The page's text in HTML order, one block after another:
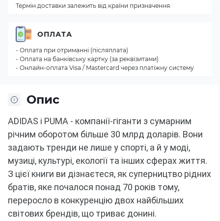
Опис
ADIDAS і PUMA - компанії-гіганти з сумарним
річним оборотом більше 30 млрд доларів. Вони
задають тренди не лише у спорті, а й у моді,
музиці, культурі, екології та інших сферах життя.
З цієї книги ви дізнаєтеся, як суперництво рідних
братів, яке почалося понад 70 років тому,
переросло в конкуренцію двох найбільших
світових брендів, що триває донині.
Термін доставки залежить від країни призначення.
ОПЛАТА
- Оплата при отриманні (післяплата)
- Оплата на банківську картку (за реквізитами)
- Онлайн-оплата Visa / Mastercard через платіжну систему